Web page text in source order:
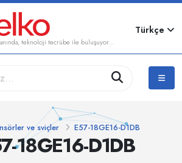
teknoloji tecrübe ile buluşuyor...
Türkçe
18GE16-D1DB
ve sviçler E57-18GE16-D1DB